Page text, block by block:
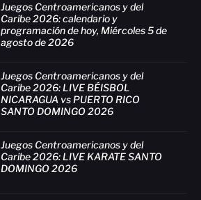
Juegos Centroamericanos y del
Caribe 2026: calendario y
programación de hoy, Miércoles 5 de
agosto de 2026
Juegos Centroamericanos y del
Caribe 2026: LIVE BÉISBOL
NICARAGUA vs PUERTO RICO
SANTO DOMINGO 2026
Juegos Centroamericanos y del
Caribe 2026: LIVE KARATE SANTO
DOMINGO 2026